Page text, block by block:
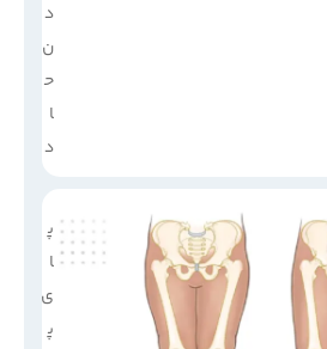
د
ن
ح
ا
د
پ
ا
ی
پ